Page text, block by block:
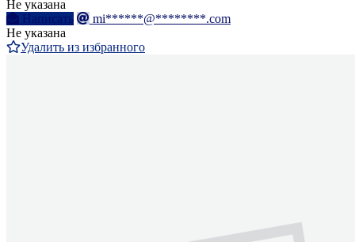
Не указана
Написать
mi******@********.com
Не указана
Удалить из избранного